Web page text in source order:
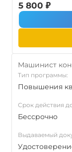
5 800 ₽
Машинист
Тип программы:
Повышения
Срок действия
Бессрочно
Выдаваемый